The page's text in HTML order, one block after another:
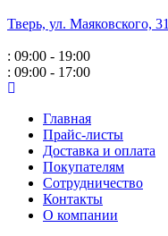
Тверь, ул. Маяковского, 31
: 09:00 - 19:00
: 09:00 - 17:00
Главная
Прайс-листы
Доставка и оплата
Покупателям
Сотрудничество
Контакты
О компании